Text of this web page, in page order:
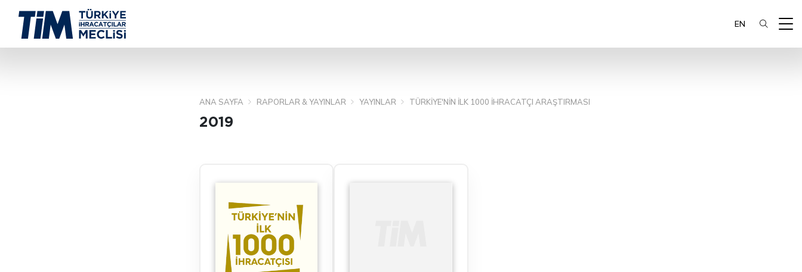
EN
ANA SAYFA RAPORLAR & YAYINLAR YAYINLAR TÜRKIYE'NIN İLK 1000 İHRACATÇI ARAŞTIRMASI
2019